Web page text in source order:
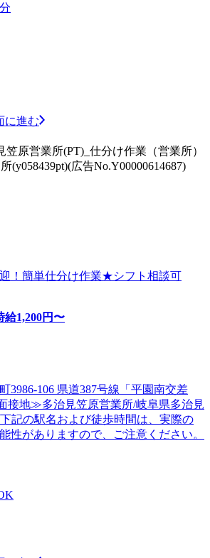
に進む
原営業所(PT)_仕分け作業（営業所）
(y058439pt)(広告No.Y00000614687)
迎！簡単仕分け作業★シフト相談可
給1,200円〜
3986-106 県道387号線「平園南交差
接地≫多治見笠原営業所/岐阜県多治見
記の駅名および徒歩時間は、実際の
性がありますので、ご注意ください。